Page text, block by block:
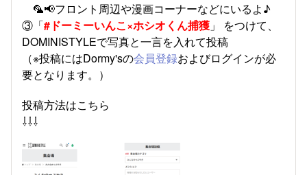
🦜📢フロント周辺や漫画コーナーなどにいるよ♪
③「#ドーミーいんこ×ホシオくん捕獲 」 をつけて、
DOMINISTYLEで写真と一言を入れて投稿
（※投稿にはDormy'sの会員登録およびログインが必
要となります。）
投稿方法はこちら
⇩⇩⇩